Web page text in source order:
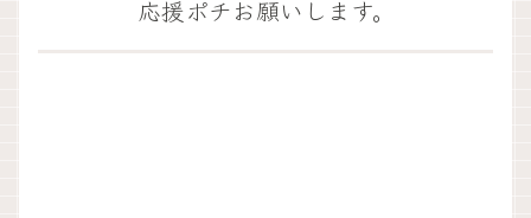
応援ポチお願いします。